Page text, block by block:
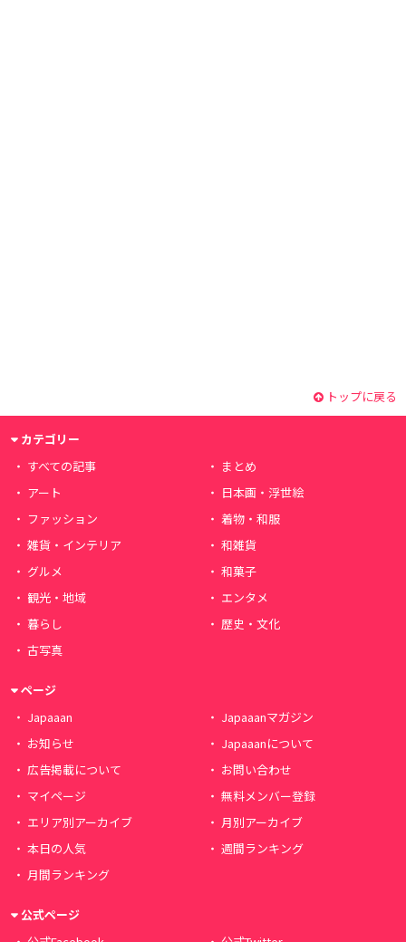
トップに戻る
カテゴリー
すべての記事
まとめ
アート
日本画・浮世絵
ファッション
着物・和服
雑貨・インテリア
和雑貨
グルメ
和菓子
観光・地域
エンタメ
暮らし
歴史・文化
古写真
ページ
Japaaan
Japaaanマガジン
お知らせ
Japaaanについて
広告掲載について
お問い合わせ
マイページ
無料メンバー登録
エリア別アーカイブ
月別アーカイブ
本日の人気
週間ランキング
月間ランキング
公式ページ